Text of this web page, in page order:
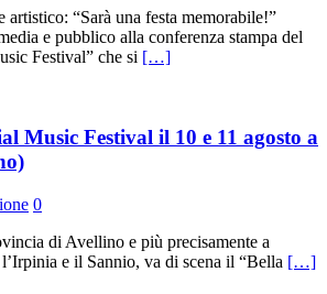
artistico: “Sarà una festa memorabile!”
e pubblico alla conferenza stampa del
Festival” che si […]
Music Festival il 10 e 11 agosto a
0
di Avellino e più precisamente a
e il Sannio, va di scena il “Bella […]